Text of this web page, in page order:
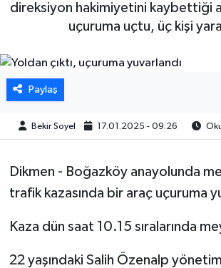
direksiyon hakimiyetini kaybettiği
uçuruma uçtu, üç kişi
Paylaş
Bekir Soyel 17.01.2025 - 09:26
Dikmen - Boğazköy anayolunda
trafik kazasında bir araç uçuruma
Kaza dün saat 10.15 sıralarında
22 yaşındaki Salih Özenalp